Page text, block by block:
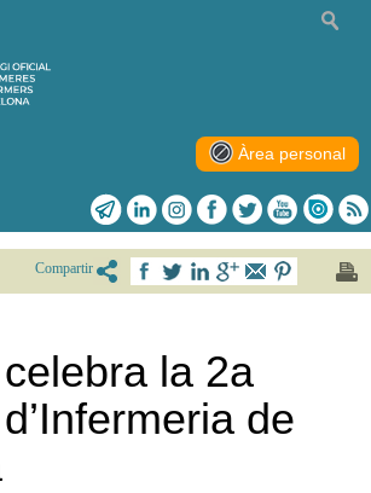
Àrea personal
Compartir
la 2a
de